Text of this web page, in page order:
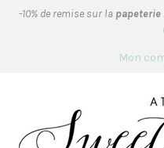
-10% de remise sur la papeterie
Mon